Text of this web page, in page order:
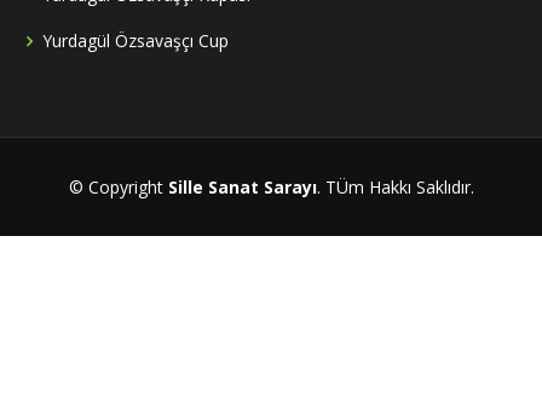
Yurdagül Özsavaşçı Cup
© Copyright Sille Sanat Sarayı. TÜm Hakkı Saklıdır.